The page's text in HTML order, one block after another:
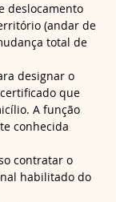
deslocamento
(andar de
total de
designar o
que
A função
conhecida
contratar o
habilitado do